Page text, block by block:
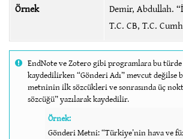
Örnek
Demir, Abdullah.
T.C. CB, T.C.
EndNote ve Zotero gibi programlara bu
kaydedilirken “Gönderi Adı” mevcut değilse
metninin ilk sözcükleri ve sonrasında üç
sözcüğü” yazılarak kaydedilir.
Örnek:
Gönderi Metni: “Türkiye’nin hava ve